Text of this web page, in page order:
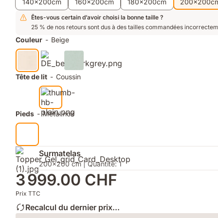
pour
une
aération
maximale
140x200cm
160x200cm 180x200cm
Êtes-vous certain d’avoir choisi la bonne taille ?
25 % de nos retours sont dus à des tailles commandées
Couleur - Beige
Tête de lit - Coussin
Pieds - Métal noir
Surmatelas
200x200 cm | Quantité: 1
3 999.00 CHF
Prix TTC
Recalcul du dernier prix...